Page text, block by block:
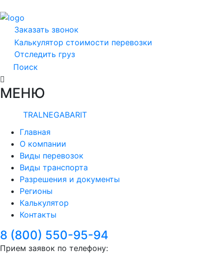
Заказать звонок
Калькулятор стоимости перевозки
Отследить груз
Поиск
МЕНЮ
TRALNEGABARIT
Главная
О компании
Виды перевозок
Виды транспорта
Разрешения и документы
Регионы
Калькулятор
Контакты
8 (800) 550-95-94
Прием заявок по телефону: